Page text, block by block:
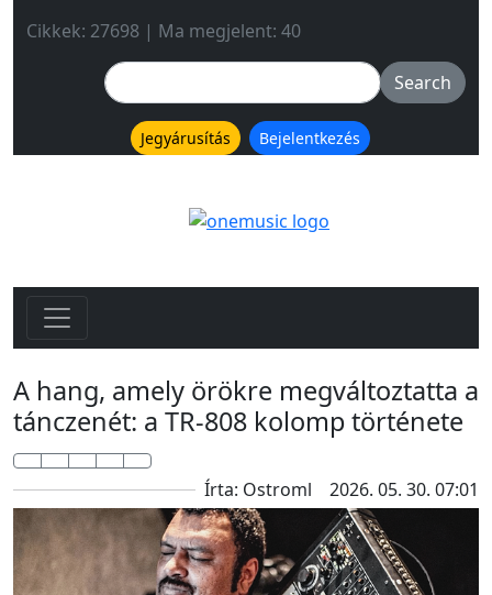
Cikkek: 27698 | Ma megjelent: 40
Jegyárusítás Bejelentkezés
A hang, amely örökre megváltoztatta a
tánczenét: a TR-808 kolomp története
Írta: Ostroml 2026. 05. 30. 07:01